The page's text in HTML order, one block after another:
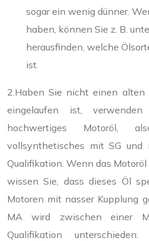
sogar ein wenig dünner.
haben, können Sie z. B.
herausfinden, welche
ist.
2.Haben Sie nicht einen alten
eingelaufen ist,
hochwertiges Motoröl,
vollsynthetisches mit SG und
Qualifikation. Wenn das
wissen Sie, dass dieses Öl
Motoren mit nasser Kupplung
MA wird zwischen einer
Qualifikation